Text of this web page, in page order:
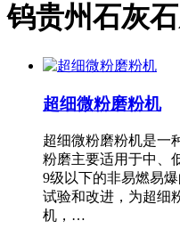
钨贵州石灰
超细微粉磨粉机
超细微粉磨粉机是一
粉磨主要适用于中、
9级以下的非易燃易
试验和改进，为超细
机，…